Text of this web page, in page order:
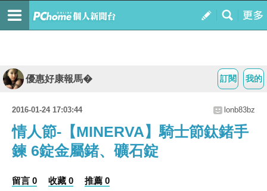
我的
訂閱
優惠好康報馬�
2016-01-24 17:03:44 lonb83bz
情人節-【MINERVA】騎士節鈦鍺手
鍊 6錠金屬鍺、礦石錠
留言 0 收藏 0 推薦 0